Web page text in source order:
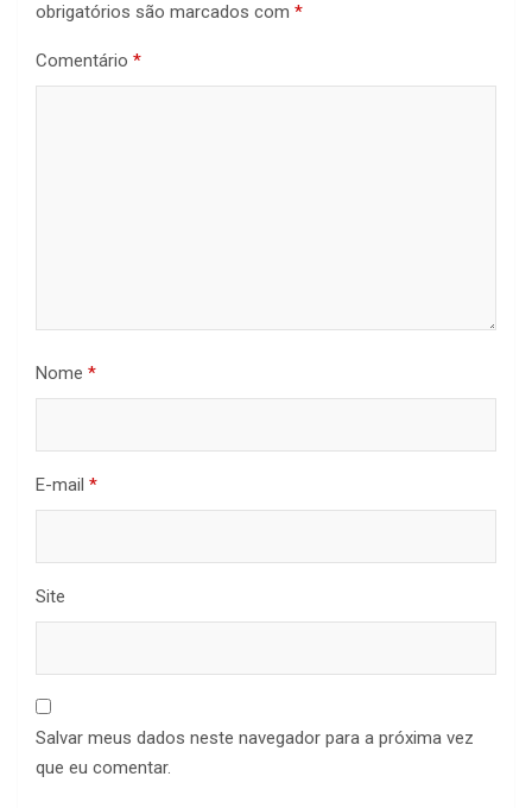
obrigatórios são marcados com *
Comentário *
Nome *
E-mail *
Site
Salvar meus dados neste navegador para a próxima vez
que eu comentar.